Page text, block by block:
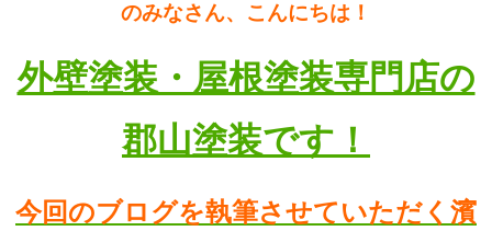
のみなさん、こんにちは！
外壁塗装・屋根塗装専門店の
郡山塗装です！
今回のブログを執筆させていただく濱